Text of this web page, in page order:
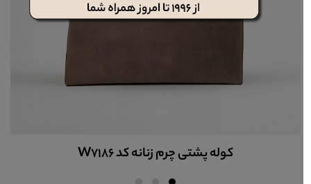
کت چرم مردانه کد PCM154